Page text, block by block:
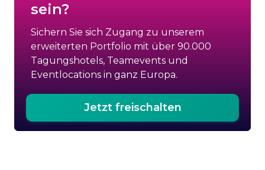
sein?
Sichern Sie sich Zugang zu unserem
erweiterten Portfolio mit über 90.000
Tagungshotels, Teamevents und
Eventlocations in ganz Europa.
Jetzt freischalten